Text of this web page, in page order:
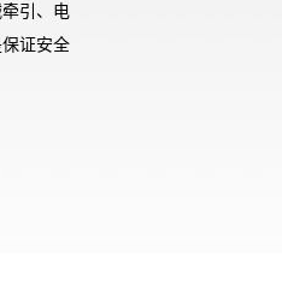
引、电
证安全